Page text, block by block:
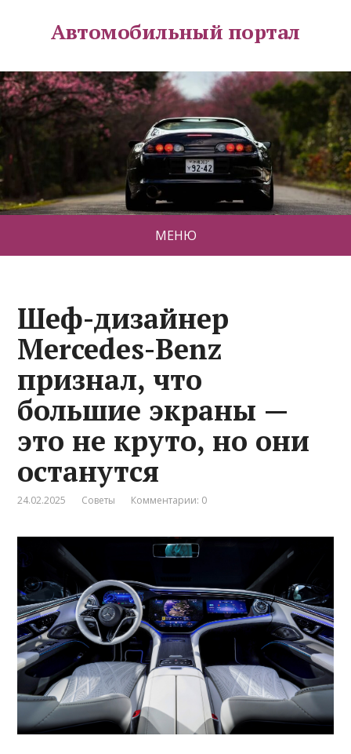
Автомобильный портал
МЕНЮ
Шеф-дизайнер
Mercedes-Benz
признал, что
большие экраны —
это не круто, но они
останутся
24.02.2025 Советы Комментарии: 0